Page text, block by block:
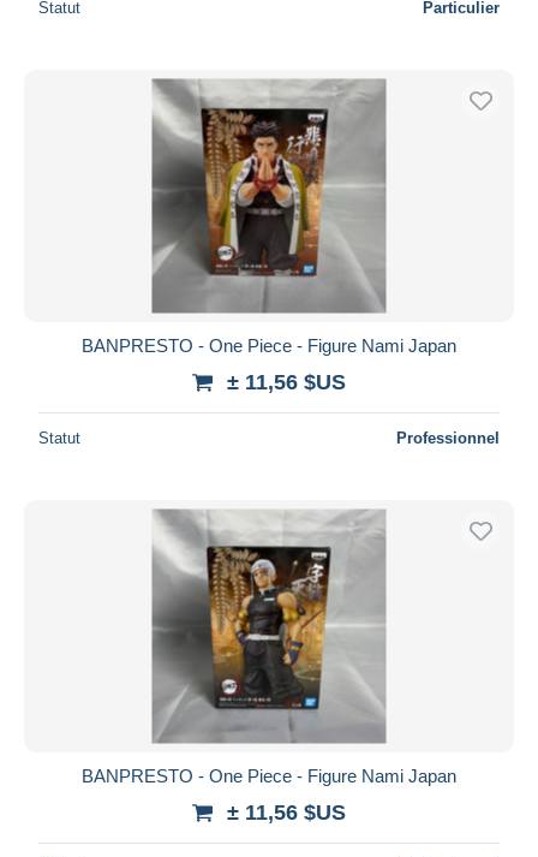
Statut Particulier
BANPRESTO - One Piece - Figure Nami Japan
± 11,56 $US
Statut Professionnel
BANPRESTO - One Piece - Figure Nami Japan
± 11,56 $US